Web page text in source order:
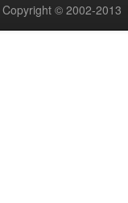
Copyright © 2002-2013